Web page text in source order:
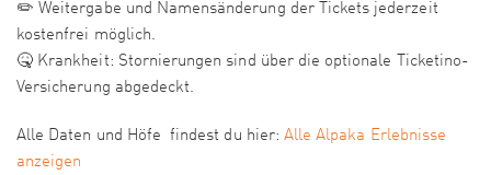
✏️ Weitergabe und Namensänderung der Tickets jederzeit
kostenfrei möglich.
🤒 Krankheit: Stornierungen sind über die optionale Ticketino-
Versicherung abgedeckt.
Alle Daten und Höfe findest du hier: Alle Alpaka Erlebnisse
anzeigen